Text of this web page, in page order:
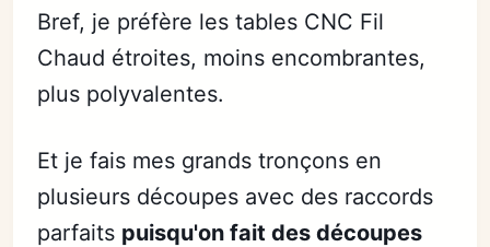
Bref, je préfère les tables CNC Fil
Chaud étroites, moins encombrantes,
plus polyvalentes.
Et je fais mes grands tronçons en
plusieurs découpes avec des raccords
parfaits puisqu'on fait des découpes